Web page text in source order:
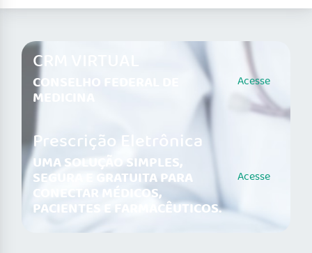
CRM VIRTUAL
CONSELHO FEDERAL DE
MEDICINA
Acesse
Prescrição Eletrônica
UMA SOLUÇÃO SIMPLES,
SEGURA E GRATUITA PARA
CONECTAR MÉDICOS,
PACIENTES E FARMACÊUTICOS.
Acesse